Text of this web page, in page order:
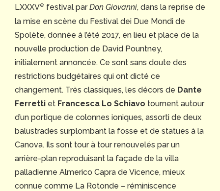
LXXXVe festival parDon Giovanni, dans la reprise de
la mise en scène du Festival dei Due Mondi de
Spolète, donnée à l’été 2017, en lieu et place de la
nouvelle production de David Pountney,
initialement annoncée. Ce sont sans doute des
restrictions budgétaires qui ont dicté ce
changement. Très classiques, les décors de Dante
Ferretti et Francesca Lo Schiavo tournent autour
d’un portique de colonnes ioniques, assorti de deux
balustrades surplombant la fosse et de statues à la
Canova. Ils sont tour à tour renouvelés par un
arrière-plan reproduisant la façade de la villa
palladienne Almerico Capra de Vicence, mieux
connue comme La Rotonde – réminiscence